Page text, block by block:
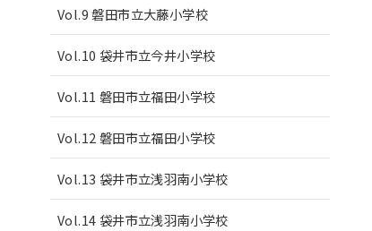
Vol.9 磐田市立大藤小学校
Vol.10 袋井市立今井小学校
Vol.11 磐田市立福田小学校
Vol.12 磐田市立福田小学校
Vol.13 袋井市立浅羽南小学校
Vol.14 袋井市立浅羽南小学校